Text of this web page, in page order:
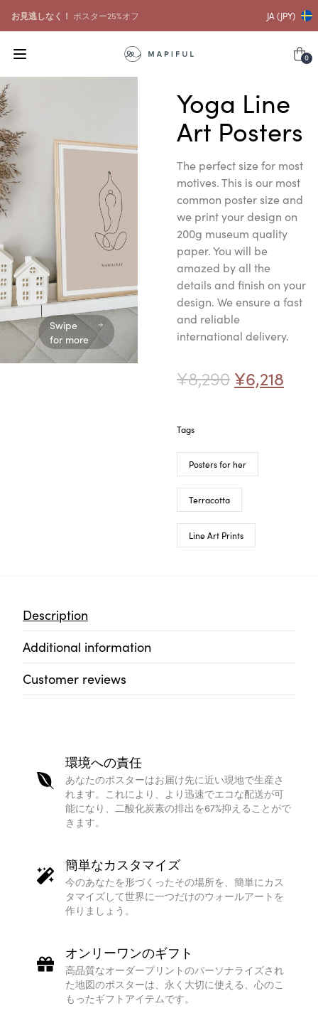
お見逃しなく！ ポスター25%オフ JA (JPY)
0
Swipe
for more
Yoga Line
Art Posters
The perfect size for most
motives. This is our most
common poster size and
we print your design on
200g museum quality
paper. You will be
amazed by all the
details and finish on your
design. We ensure a fast
and reliable
international delivery.
¥8,290 ¥6,218
Tags
Posters for her
Terracotta
Line Art Prints
Description
Additional information
Customer reviews
環境への責任
あなたのポスターはお届け先に近い現地で生産さ
れます。これにより、より迅速でエコな配送が可
能になり、二酸化炭素の排出を67%抑えることがで
きます。
簡単なカスタマイズ
今のあなたを形づくったその場所を、簡単にカス
タマイズして世界に一つだけのウォールアートを
作りましょう。
オンリーワンのギフト
高品質なオーダープリントのパーソナライズされ
た地図のポスターは、永く大切に使える、心のこ
もったギフトアイテムです。